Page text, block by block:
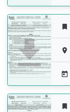




